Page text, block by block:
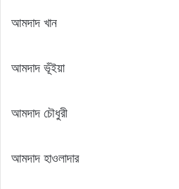
আমদাদ খান
আমদাদ ভূঁইয়া
আমদাদ চৌধুরী
আমদাদ হাওলাদার